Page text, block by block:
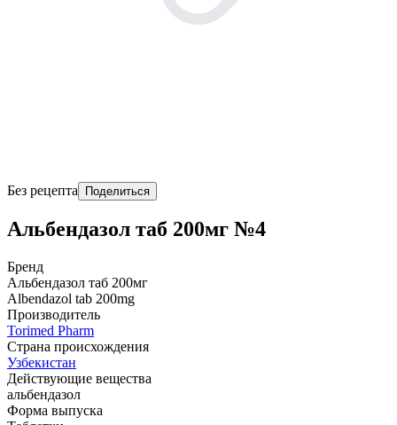
Без рецепта Поделиться
Альбендазол таб 200мг №4
Бренд
Альбендазол таб 200мг
Albendazol tab 200mg
Производитель
Torimed Pharm
Страна происхождения
Узбекистан
Действующие вещества
альбендазол
Форма выпуска